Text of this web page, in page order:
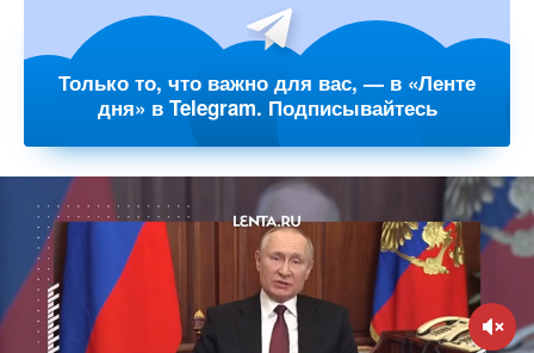
Только то, что важно для вас, — в «Ленте
дня» в Telegram. Подписывайтесь